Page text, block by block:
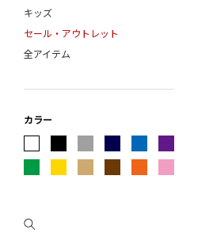
gourmet jeans
HAND ROOM
HARROGATE
holk
INTERIM
ISSUETHINGS
kearny
キッズ
セール・アウトレット
全アイテム
カラー